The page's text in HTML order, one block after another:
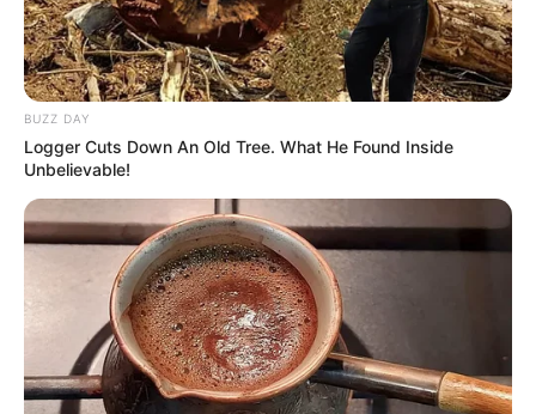
BUZZ DAY
Logger Cuts Down An Old Tree. What He Found Inside
Unbelievable!